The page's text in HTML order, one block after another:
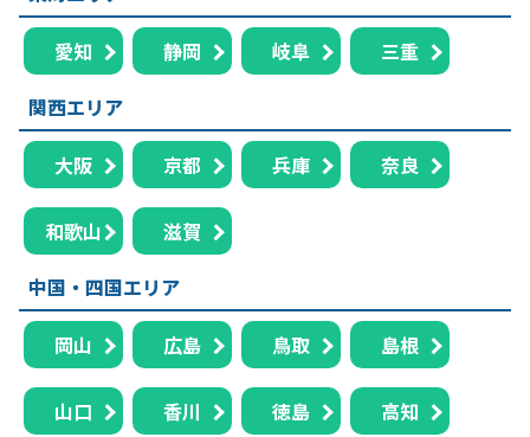
愛知 静岡 岐阜
三重
関西エリア
大阪 京都 兵庫 奈良
和歌山
滋賀
中国・四国エリア
岡山 広島 鳥取 島根
山口 香川 徳島 高知